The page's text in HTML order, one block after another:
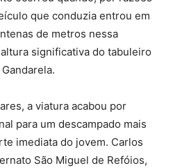
que conduzia entrou em
de metros nessa
significativa do tabuleiro
a viatura acabou por
para um descampado mais
imediata do jovem. Carlos
São Miguel de Refóios,